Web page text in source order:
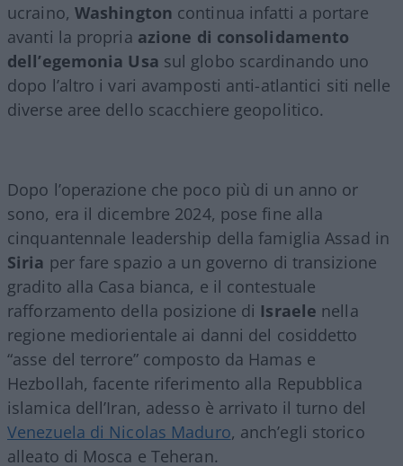
ucraino, Washington continua infatti a portare
avanti la propria azione di consolidamento
dell’egemonia Usa sul globo scardinando uno
dopo l’altro i vari avamposti anti-atlantici siti nelle
diverse aree dello scacchiere geopolitico.
Dopo l’operazione che poco più di un anno or
sono, era il dicembre 2024, pose fine alla
cinquantennale leadership della famiglia Assad in
Siria per fare spazio a un governo di transizione
gradito alla Casa bianca, e il contestuale
rafforzamento della posizione di Israele nella
regione mediorientale ai danni del cosiddetto
“asse del terrore” composto da Hamas e
Hezbollah, facente riferimento alla Repubblica
islamica dell’Iran, adesso è arrivato il turno del
Venezuela di Nicolas Maduro, anch’egli storico
alleato di Mosca e Teheran.